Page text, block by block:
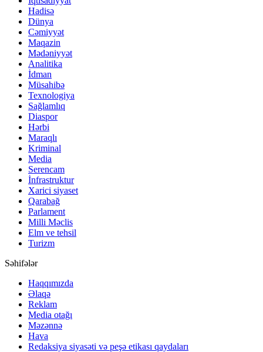
Hadisə
Dünya
Cəmiyyət
Maqazin
Mədəniyyət
Analitika
İdman
Müsahibə
Texnologiya
Sağlamlıq
Diaspor
Hərbi
Maraqlı
Kriminal
Media
Serencam
İnfrastruktur
Xarici siyaset
Qarabağ
Parlament
Milli Məclis
Elm ve tehsil
Turizm
Səhifələr
Haqqımızda
Əlaqə
Reklam
Media otağı
Məzənnə
Hava
Redaksiya siyasəti və peşə etikası qaydaları